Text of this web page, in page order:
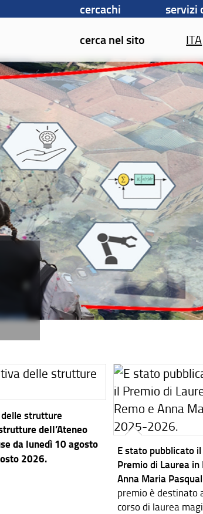
cercachi
servizi
cerca nel sito
ITA
strutture
dell’Ateneo
da lunedì 10 agosto
2026.
E stato pubblicato
Premio di Laurea
Anna Maria
premio è destinato
corso di laurea